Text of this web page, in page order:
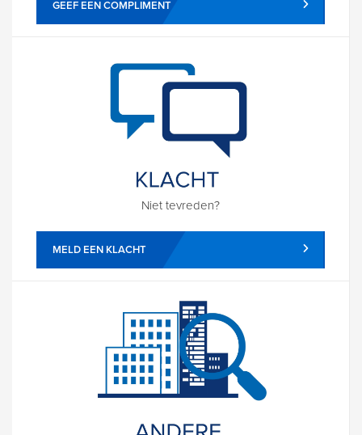
GEEF EEN COMPLIMENT
Niet tevreden?
MELD EEN KLACHT